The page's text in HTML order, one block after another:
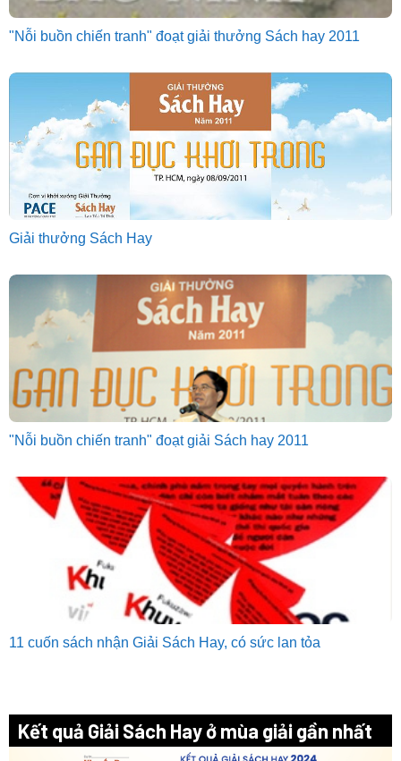
"Nỗi buồn chiến tranh" đoạt giải thưởng Sách hay 2011
Giải thưởng Sách Hay
"Nỗi buồn chiến tranh" đoạt giải Sách hay 2011
11 cuốn sách nhận Giải Sách Hay, có sức lan tỏa
Kết quả Giải Sách Hay ở mùa giải gần nhất